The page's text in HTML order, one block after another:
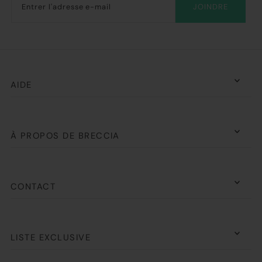
JOINDRE
AIDE
À PROPOS DE BRECCIA
CONTACT
LISTE EXCLUSIVE